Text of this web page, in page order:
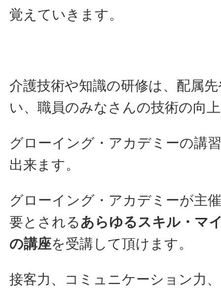
覚えていきます。
介護技術や知識の研修は、配属
い、職員のみなさんの技術の向
グローイング・アカデミーの講
出来ます。
グローイング・アカデミーが主
要とされるあらゆるスキル・マ
の講座を受講して頂けます。
接客力、コミュニケーション力